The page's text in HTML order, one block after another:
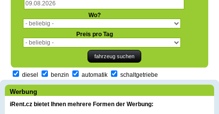
Wo?
Preis pro Tag
diesel benzin automatik schaltgetriebe
Werbung
iRent.cz bietet Ihnen mehrere Formen der Werbung: